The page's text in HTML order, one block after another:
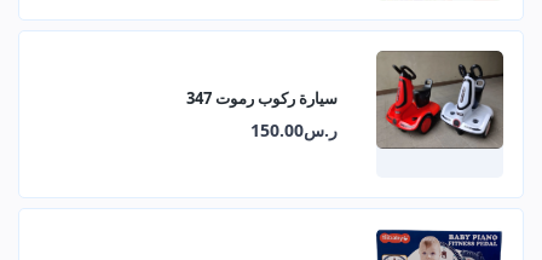
سيارة ركوب رموت 347
ر.س150.00